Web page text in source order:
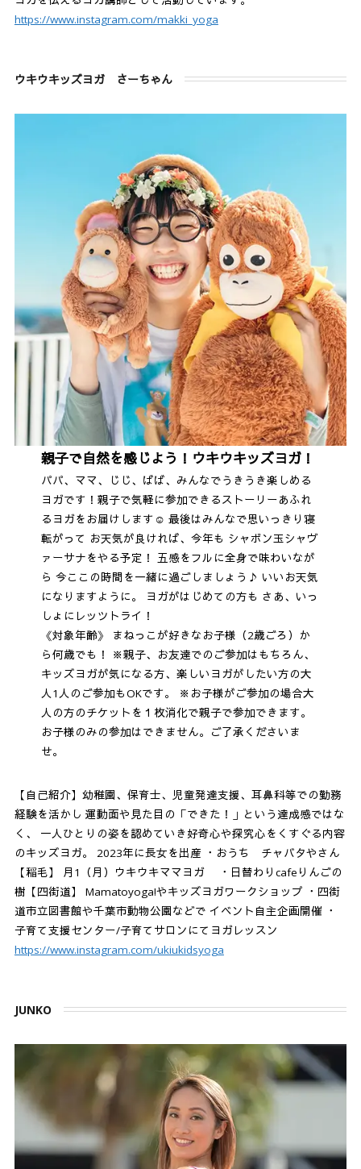
https://www.instagram.com/makki_yoga
ウキウキッズヨガ さーちゃん
親子で自然を感じよう！ウキウキッズヨガ！
パパ、ママ、じじ、ばば、みんなでうきうき楽しめる
ヨガです！親子で気軽に参加できるストーリーあふれ
るヨガをお届けします☺ 最後はみんなで思いっきり寝
転がって お天気が良ければ、今年も シャボン玉シャヴ
ァーサナをやる予定！ 五感をフルに全身で味わいなが
ら 今ここの時間を一緒に過ごしましょう♪ いいお天気
になりますように。 ヨガがはじめての方も さあ、いっ
しょにレッツトライ！
《対象年齢》 まねっこが好きなお子様（2歳ごろ）か
ら何歳でも！ ※親子、お友達でのご参加はもちろん、
キッズヨガが気になる方、楽しいヨガがしたい方の大
人1人のご参加もOKです。 ※お子様がご参加の場合大
人の方のチケットを１枚消化で親子で参加できます。
お子様のみの参加はできません。ご了承くださいま
せ。
【自己紹介】幼稚園、保育士、児童発達支援、耳鼻科等での勤務
経験を活かし 運動面や見た目の「できた！」という達成感ではな
く、 一人ひとりの姿を認めていき好奇心や探究心をくすぐる内容
のキッズヨガ。 2023年に長女を出産 ・おうち チャバタやさん
【稲毛】 月1（月）ウキウキママヨガ ・日替わりcafeりんごの
樹【四街道】 Mamatoyoga!やキッズヨガワークショップ ・四街
道市立図書館や千葉市動物公園などで イベント自主企画開催 ・
子育て支援センター/子育てサロンにてヨガレッスン
https://www.instagram.com/ukiukidsyoga
JUNKO